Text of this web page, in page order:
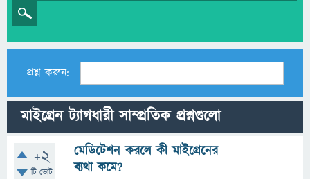
প্রশ্ন করুন:
মাইগ্রেন ট্যাগধারী সাম্প্রতিক প্রশ্নগুলো
+2
টি ভোট
মেডিটেশন করলে কী মাইগ্রেনের
ব্যথা কমে?